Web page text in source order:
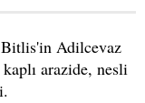
Adilcevaz
arazide, nesli